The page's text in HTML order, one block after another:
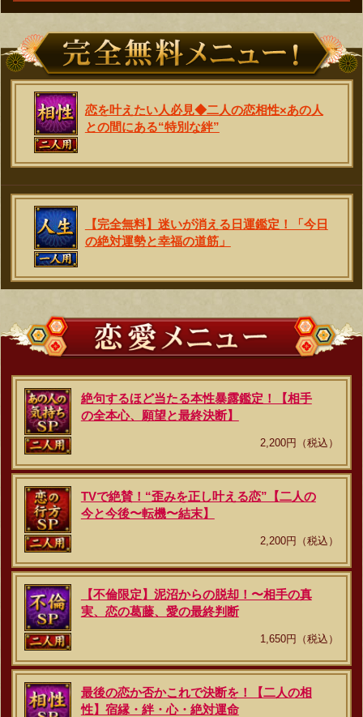
恋を叶えたい人必見◆二人の恋相性×あの人
との間にある“特別な絆”
【完全無料】迷いが消える日運鑑定！「今日
の絶対運勢と幸福の道筋」
絶句するほど当たる本性暴露鑑定！【相手
の全本心、願望と最終決断】
2,200円（税込）
TVで絶賛！“歪みを正し叶える恋”【二人の
今と今後〜転機〜結末】
2,200円（税込）
【不倫限定】泥沼からの脱却！〜相手の真
実、恋の葛藤、愛の最終判断
1,650円（税込）
最後の恋か否かこれで決断を！【二人の相
性】宿縁・絆・心・絶対運命